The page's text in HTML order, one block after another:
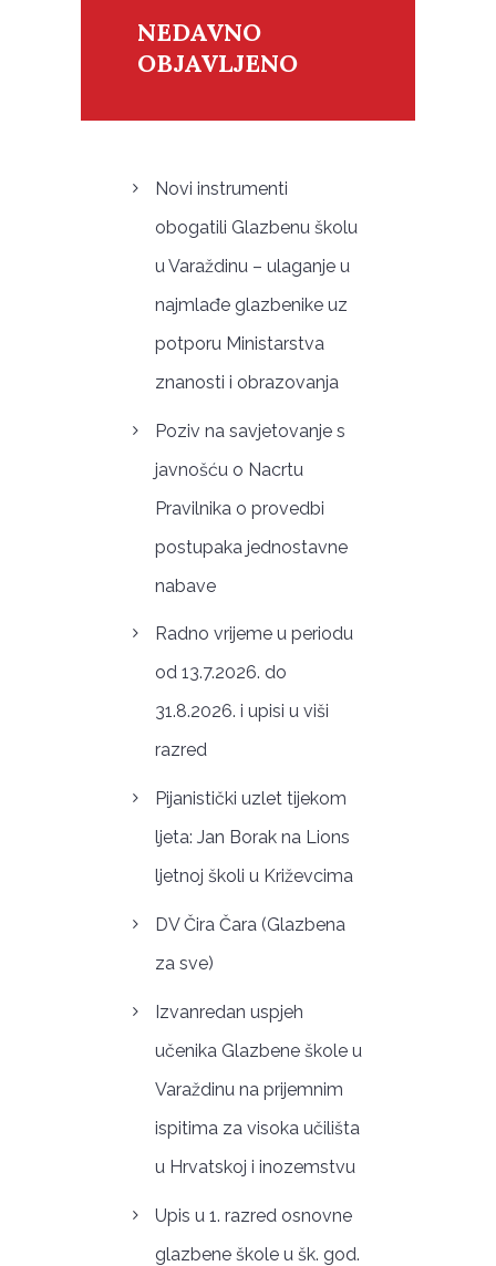
NEDAVNO
OBJAVLJENO
Novi instrumenti
obogatili Glazbenu školu
u Varaždinu – ulaganje u
najmlađe glazbenike uz
potporu Ministarstva
znanosti i obrazovanja
Poziv na savjetovanje s
javnošću o Nacrtu
Pravilnika o provedbi
postupaka jednostavne
nabave
Radno vrijeme u periodu
od 13.7.2026. do
31.8.2026. i upisi u viši
razred
Pijanistički uzlet tijekom
ljeta: Jan Borak na Lions
ljetnoj školi u Križevcima
DV Čira Čara (Glazbena
za sve)
Izvanredan uspjeh
učenika Glazbene škole u
Varaždinu na prijemnim
ispitima za visoka učilišta
u Hrvatskoj i inozemstvu
Upis u 1. razred osnovne
glazbene škole u šk. god.